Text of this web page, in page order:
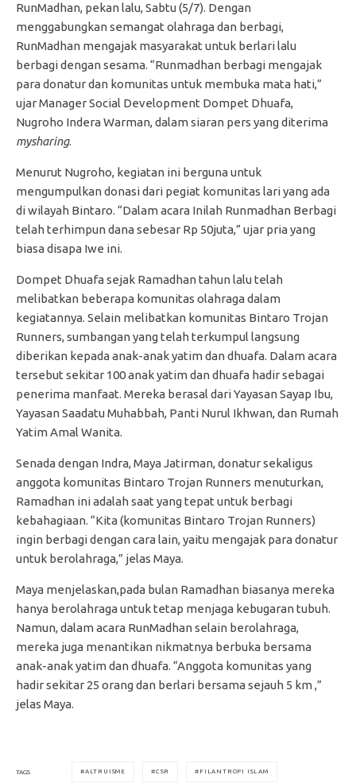
RunMadhan, pekan lalu, Sabtu (5/7). Dengan
menggabungkan semangat olahraga dan berbagi,
RunMadhan mengajak masyarakat untuk berlari lalu
berbagi dengan sesama. “Runmadhan berbagi mengajak
para donatur dan komunitas untuk membuka mata hati,”
ujar Manager Social Development Dompet Dhuafa,
Nugroho Indera Warman, dalam siaran pers yang diterima
mysharing.
Menurut Nugroho, kegiatan ini berguna untuk
mengumpulkan donasi dari pegiat komunitas lari yang ada
di wilayah Bintaro. “Dalam acara Inilah Runmadhan Berbagi
telah terhimpun dana sebesar Rp 50juta,” ujar pria yang
biasa disapa Iwe ini.
Dompet Dhuafa sejak Ramadhan tahun lalu telah
melibatkan beberapa komunitas olahraga dalam
kegiatannya. Selain melibatkan komunitas Bintaro Trojan
Runners, sumbangan yang telah terkumpul langsung
diberikan kepada anak-anak yatim dan dhuafa. Dalam acara
tersebut sekitar 100 anak yatim dan dhuafa hadir sebagai
penerima manfaat. Mereka berasal dari Yayasan Sayap Ibu,
Yayasan Saadatu Muhabbah, Panti Nurul Ikhwan, dan Rumah
Yatim Amal Wanita.
Senada dengan Indra, Maya Jatirman, donatur sekaligus
anggota komunitas Bintaro Trojan Runners menuturkan,
Ramadhan ini adalah saat yang tepat untuk berbagi
kebahagiaan. “Kita (komunitas Bintaro Trojan Runners)
ingin berbagi dengan cara lain, yaitu mengajak para donatur
untuk berolahraga,” jelas Maya.
Maya menjelaskan,pada bulan Ramadhan biasanya mereka
hanya berolahraga untuk tetap menjaga kebugaran tubuh.
Namun, dalam acara RunMadhan selain berolahraga,
mereka juga menantikan nikmatnya berbuka bersama
anak-anak yatim dan dhuafa. “Anggota komunitas yang
hadir sekitar 25 orang dan berlari bersama sejauh 5 km ,”
jelas Maya.
TAGS ALTRUISME CSR FILANTROPI ISLAM